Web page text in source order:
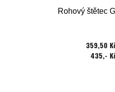
Rohový štětec
359,50
435,-